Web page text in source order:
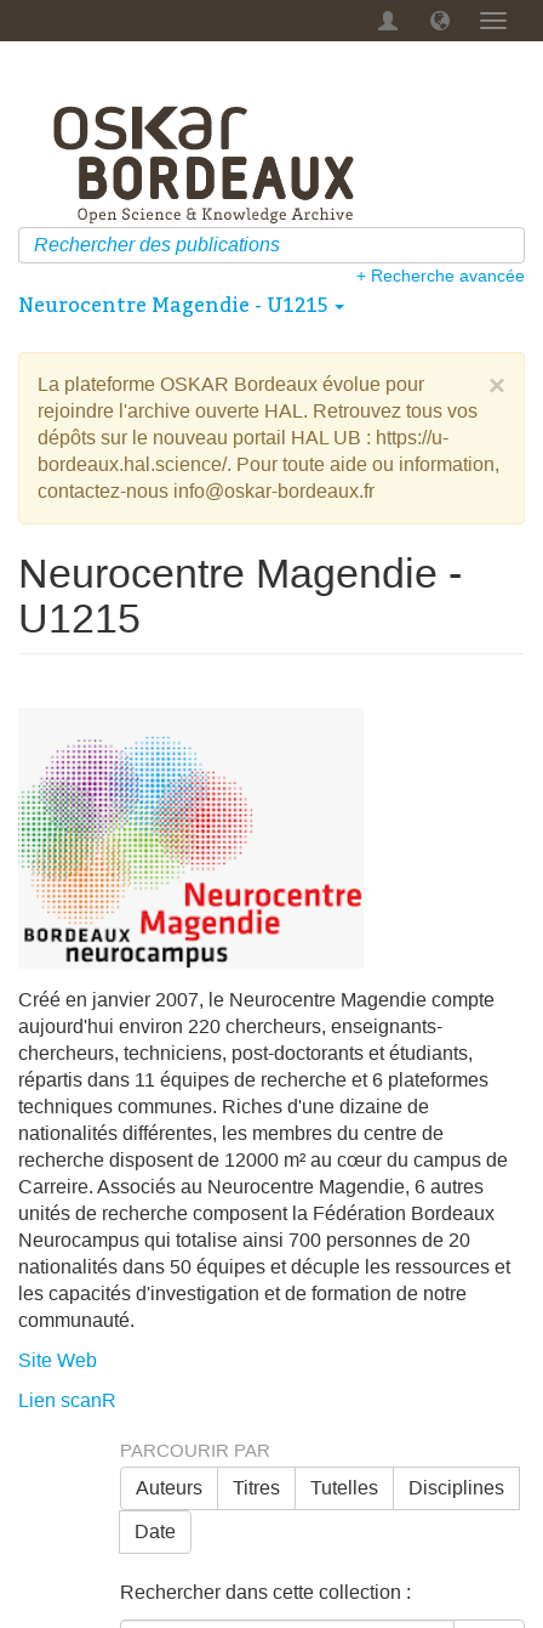
Menu
+ Recherche avancée
Neurocentre Magendie - U1215
×
La plateforme OSKAR Bordeaux évolue pour
rejoindre l'archive ouverte HAL. Retrouvez tous vos
dépôts sur le nouveau portail HAL UB : https://u-
bordeaux.hal.science/. Pour toute aide ou information,
contactez-nous info@oskar-bordeaux.fr
Neurocentre Magendie -
U1215
Créé en janvier 2007, le Neurocentre Magendie compte
aujourd'hui environ 220 chercheurs, enseignants-
chercheurs, techniciens, post-doctorants et étudiants,
répartis dans 11 équipes de recherche et 6 plateformes
techniques communes. Riches d'une dizaine de
nationalités différentes, les membres du centre de
recherche disposent de 12000 m² au cœur du campus de
Carreire. Associés au Neurocentre Magendie, 6 autres
unités de recherche composent la Fédération Bordeaux
Neurocampus qui totalise ainsi 700 personnes de 20
nationalités dans 50 équipes et décuple les ressources et
les capacités d'investigation et de formation de notre
communauté.
Site Web
Lien scanR
PARCOURIR PAR
Auteurs
Titres Tutelles Disciplines
Date
Rechercher dans cette collection :